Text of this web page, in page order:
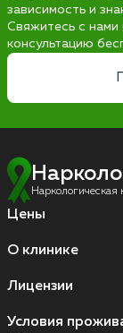
зависимость и
Свяжитесь с нами
консультацию
Наркологическая
Цены
О клинике
Лицензии
Условия